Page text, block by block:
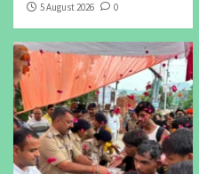
5 August 2026
0